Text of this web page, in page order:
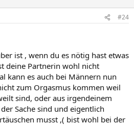
#24
ist , wenn du es nötig hast etwas
deine Partnerin wohl nicht
kann es auch bei Männern nun
zum Orgasmus kommen weil
sind, oder aus irgendeinem
Sache sind und eigentlich
musst ,( bist wohl bei der